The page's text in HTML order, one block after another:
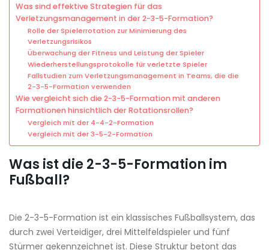
Was sind effektive Strategien für das
Verletzungsmanagement in der 2-3-5-Formation?
Rolle der Spielerrotation zur Minimierung des
Verletzungsrisikos
Überwachung der Fitness und Leistung der Spieler
Wiederherstellungsprotokolle für verletzte Spieler
Fallstudien zum Verletzungsmanagement in Teams, die die
2-3-5-Formation verwenden
Wie vergleicht sich die 2-3-5-Formation mit anderen
Formationen hinsichtlich der Rotationsrollen?
Vergleich mit der 4-4-2-Formation
Vergleich mit der 3-5-2-Formation
Was ist die 2-3-5-Formation im
Fußball?
Die 2-3-5-Formation ist ein klassisches Fußballsystem, das
durch zwei Verteidiger, drei Mittelfeldspieler und fünf
Stürmer gekennzeichnet ist. Diese Struktur betont das